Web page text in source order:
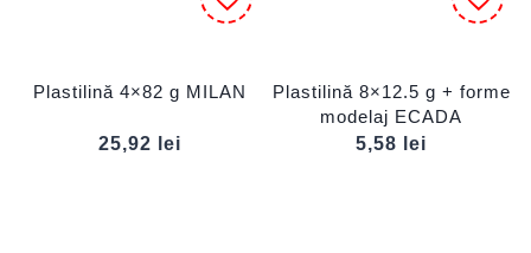
Plastilină 4×82 g MILAN
25,92 lei
Plastilină 8×12.5 g + forme
modelaj ECADA
5,58
lei